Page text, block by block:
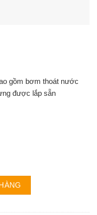
gồm bơm thoát nước
được lắp sẵn
nối ống gió FDUM71CNV-